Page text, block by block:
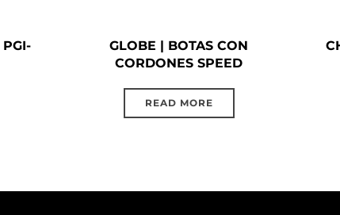
PGI-
GLOBE | BOTAS CON
CORDONES SPEED
READ MORE